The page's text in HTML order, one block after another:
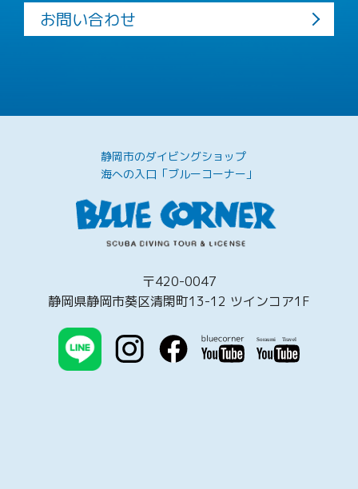
お問い合わせ
静岡市のダイビングショップ
海への入口「ブルーコーナー」
〒420-0047
静岡県静岡市葵区清閑町13-12 ツインコア1F